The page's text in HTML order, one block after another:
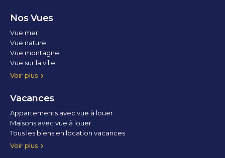
Nos Vues
Voir plus
Vue mer
Vue nature
Vue montagne
Vue sur la ville
Vue parc
Vue fleuve
Vue lac
Vue marina / port
Vacances
Voir plus
Appartements avec vue à louer
Maisons avec vue à louer
Tous les biens en location vacances